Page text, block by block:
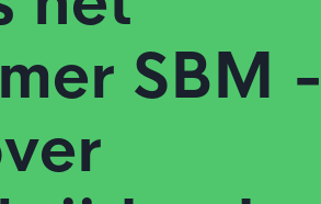
SBM -